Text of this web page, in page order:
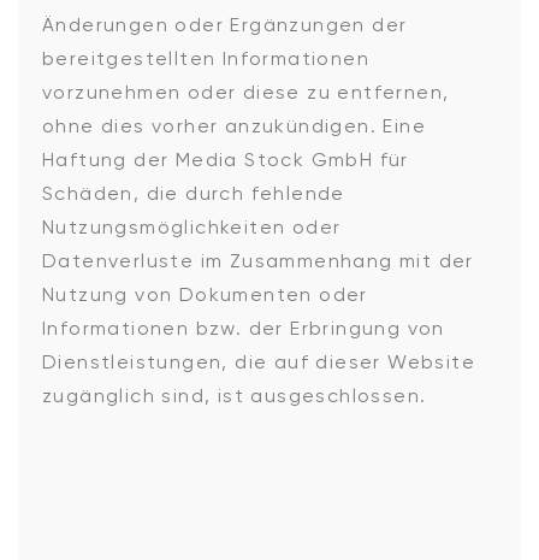
Änderungen oder Ergänzungen der
bereitgestellten Informationen
vorzunehmen oder diese zu entfernen,
ohne dies vorher anzukündigen. Eine
Haftung der Media Stock GmbH für
Schäden, die durch fehlende
Nutzungsmöglichkeiten oder
Datenverluste im Zusammenhang mit der
Nutzung von Dokumenten oder
Informationen bzw. der Erbringung von
Dienstleistungen, die auf dieser Website
zugänglich sind, ist ausgeschlossen.